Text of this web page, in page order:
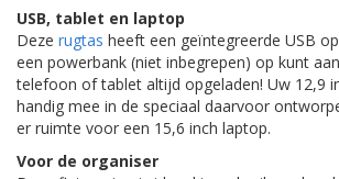
USB, tablet en laptop
Deze rugtas heeft een geïntegreerde USB
een powerbank (niet inbegrepen) op kunt
telefoon of tablet altijd opgeladen! Uw 12,9
handig mee in de speciaal daarvoor
er ruimte voor een 15,6 inch laptop.
Voor de organiser